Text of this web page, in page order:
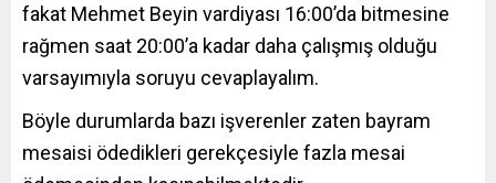
fakat Mehmet Beyin vardiyası 16:00’da bitmesine
rağmen saat 20:00’a kadar daha çalışmış olduğu
varsayımıyla soruyu cevaplayalım.
Böyle durumlarda bazı işverenler zaten bayram
mesaisi ödedikleri gerekçesiyle fazla mesai